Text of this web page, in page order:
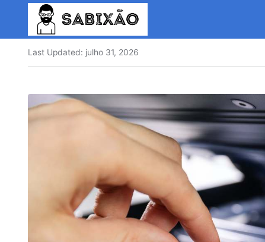
Last Updated: julho 31, 2026